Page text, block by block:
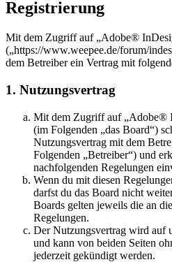
Registrierung
Mit dem Zugriff auf „Adobe®
(„https://www.weepee.de/forum/
dem Betreiber ein Vertrag mit
1. Nutzungsvertrag
Mit dem Zugriff auf „Adobe®
(im Folgenden „das Board“)
Nutzungsvertrag mit dem
Folgenden „Betreiber“) und
nachfolgenden Regelungen
Wenn du mit diesen
darfst du das Board nicht
Boards gelten jeweils die an
Regelungen.
Der Nutzungsvertrag wird auf
und kann von beiden Seiten
jederzeit gekündigt werden.